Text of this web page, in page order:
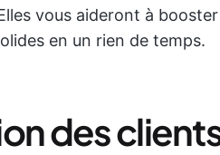
vous aideront à booster
en un rien de temps.
des